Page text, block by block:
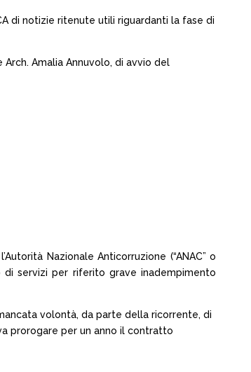
di notizie ritenute utili riguardanti la fase di
Amalia Annuvolo, di avvio del
Nazionale Anticorruzione (“ANAC” o
di servizi per riferito grave inadempimento
volontà, da parte della ricorrente, di
prorogare per un anno il contratto